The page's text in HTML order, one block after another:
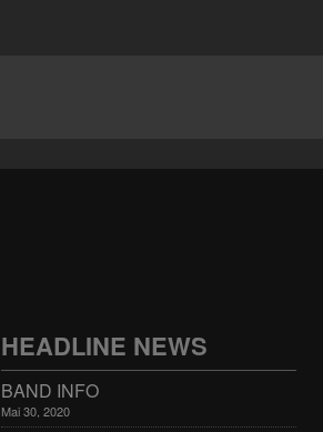
HEADLINE NEWS
BAND INFO
Mai 30, 2020